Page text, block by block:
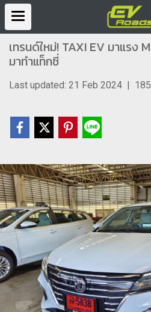
เทรนด์ใหม่! TAXI EV มาแรง
มาทำแท็กซี่
Last updated: 21 Feb 2024 |